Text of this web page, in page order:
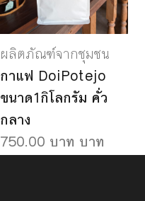
ผลิตภัณฑ์จากชุมชน
กาแฟ DoiPotejo
ขนาด1กิโลกรัม คั่ว
กลาง
750.00 บาท บาท